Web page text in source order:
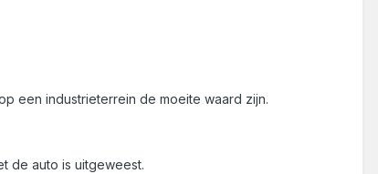
een industrieterrein de moeite waard zijn.
de auto is uitgeweest.